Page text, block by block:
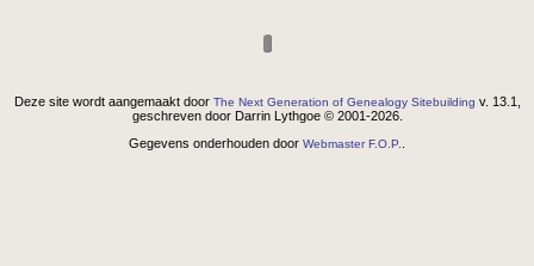
Deze site wordt aangemaakt door The Next Generation of Genealogy Sitebuilding v. 13.1,
geschreven door Darrin Lythgoe © 2001-2026.
Gegevens onderhouden door Webmaster F.O.P.